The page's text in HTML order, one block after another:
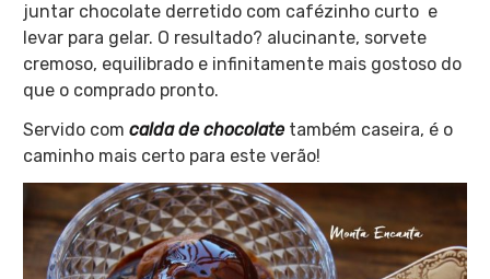
juntar chocolate derretido com cafézinho curto e
levar para gelar. O resultado? alucinante, sorvete
cremoso, equilibrado e infinitamente mais gostoso do
que o comprado pronto.
Servido com calda de chocolate também caseira, é o
caminho mais certo para este verão!